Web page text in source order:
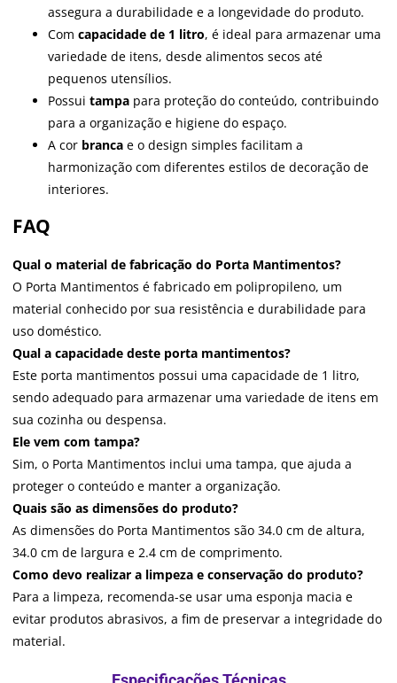
assegura a durabilidade e a longevidade do produto.
Com capacidade de 1 litro, é ideal para armazenar uma
variedade de itens, desde alimentos secos até
pequenos utensílios.
Possui tampa para proteção do conteúdo, contribuindo
para a organização e higiene do espaço.
A cor branca e o design simples facilitam a
harmonização com diferentes estilos de decoração de
interiores.
FAQ
Qual o material de fabricação do Porta Mantimentos?
O Porta Mantimentos é fabricado em polipropileno, um
material conhecido por sua resistência e durabilidade para
uso doméstico.
Qual a capacidade deste porta mantimentos?
Este porta mantimentos possui uma capacidade de 1 litro,
sendo adequado para armazenar uma variedade de itens em
sua cozinha ou despensa.
Ele vem com tampa?
Sim, o Porta Mantimentos inclui uma tampa, que ajuda a
proteger o conteúdo e manter a organização.
Quais são as dimensões do produto?
As dimensões do Porta Mantimentos são 34.0 cm de altura,
34.0 cm de largura e 2.4 cm de comprimento.
Como devo realizar a limpeza e conservação do produto?
Para a limpeza, recomenda-se usar uma esponja macia e
evitar produtos abrasivos, a fim de preservar a integridade do
material.